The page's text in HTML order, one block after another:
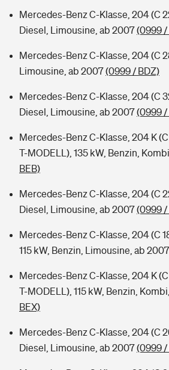
Mercedes-Benz C-Klasse, 204 (C
Diesel, Limousine, ab 2007(0999 /
Mercedes-Benz C-Klasse, 204 (C
Limousine, ab 2007(0999 / BDZ)
Mercedes-Benz C-Klasse, 204 (C
Diesel, Limousine, ab 2007(0999 /
Mercedes-Benz C-Klasse, 204 K
T-MODELL), 135 kW, Benzin,
BEB)
Mercedes-Benz C-Klasse, 204 (C
Diesel, Limousine, ab 2007(0999 /
Mercedes-Benz C-Klasse, 204 (C
115 kW, Benzin, Limousine, ab 2007
Mercedes-Benz C-Klasse, 204 K (C
T-MODELL), 115 kW, Benzin,
BEX)
Mercedes-Benz C-Klasse, 204 (C
Diesel, Limousine, ab 2007(0999 /